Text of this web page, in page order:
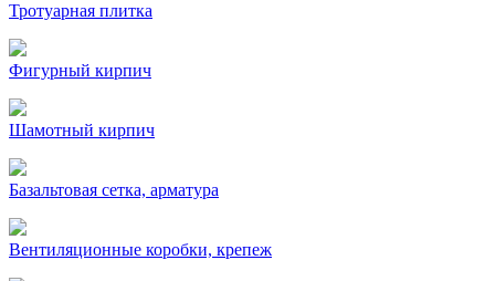
Тротуарная плитка
Фигурный кирпич
Шамотный кирпич
Базальтовая сетка, арматура
Вентиляционные коробки, крепеж